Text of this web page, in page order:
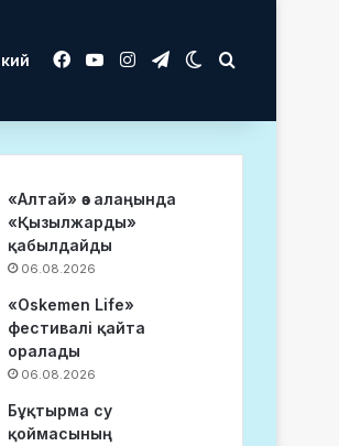
Facebook
YouTubeInstagram
TelegramSwitch skin
«Алтай» өз алаңында
«Қызылжарды»
қабылдайды
06.08.2026
«Oskemen Life»
фестивалі қайта
оралады
06.08.2026
Бұқтырма су
қоймасының